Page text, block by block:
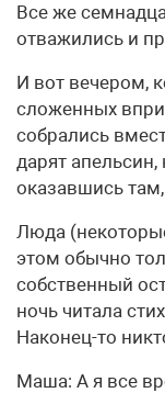
Все же
отважились и
И вот вечером,
сложенных
собрались
дарят апельсин,
оказавшись
Люда
этом обычно
собственный
ночь читала
Наконец-то
Маша: А я все